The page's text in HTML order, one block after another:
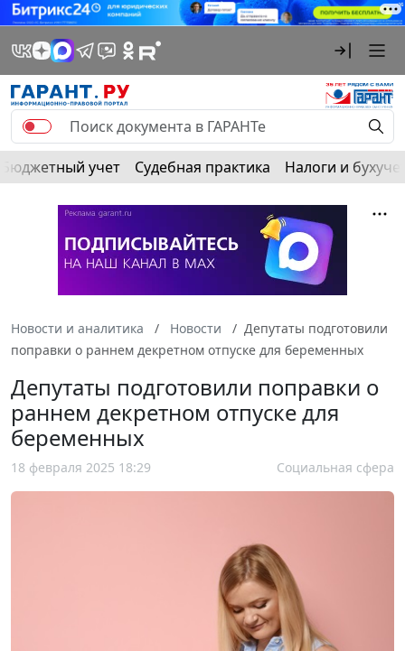
Бюджетный учет Судебная практика Налоги и
Новости и аналитика Новости
Депутаты подготовили
поправки о раннем декретном отпуске для беременных
Депутаты подготовили поправки о
раннем декретном отпуске для
беременных
18 февраля 2025 18:29 Социальная сфера